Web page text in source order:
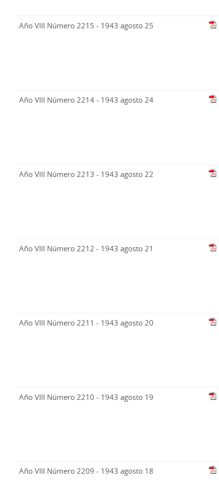
Año VIII Número 2215 - 1943 agosto 25
Año VIII Número 2214 - 1943 agosto 24
Año VIII Número 2213 - 1943 agosto 22
Año VIII Número 2212 - 1943 agosto 21
Año VIII Número 2211 - 1943 agosto 20
Año VIII Número 2210 - 1943 agosto 19
Año VIII Número 2209 - 1943 agosto 18